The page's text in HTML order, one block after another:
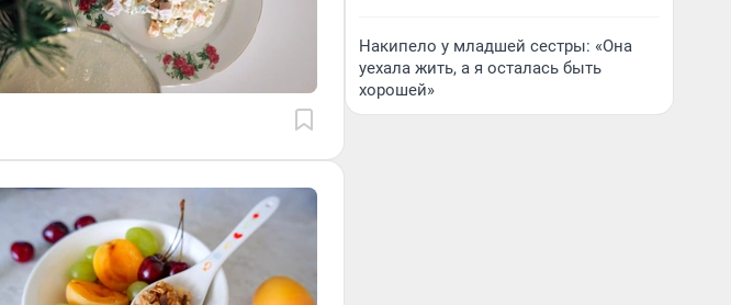
Накипело у младшей сестры: «Она
уехала жить, а я осталась быть
хорошей»